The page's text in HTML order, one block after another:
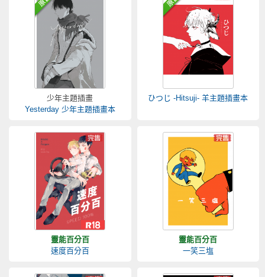
少年主題插畫
Yesterday 少年主題插畫本
ひつじ -Hitsuji- 羊主題插畫本
靈能百分百
速度百分百
靈能百分百
一笑三塩